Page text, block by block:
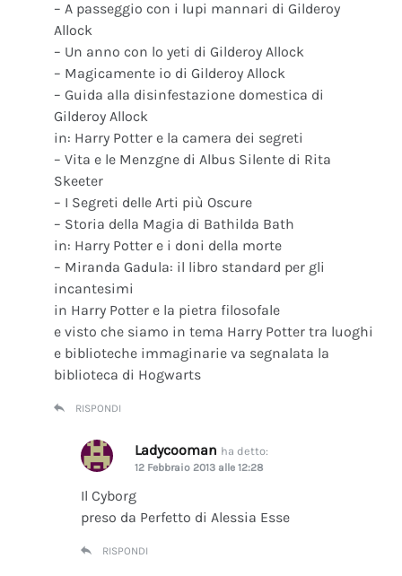
– A passeggio con i lupi mannari di Gilderoy
Allock
– Un anno con lo yeti di Gilderoy Allock
– Magicamente io di Gilderoy Allock
– Guida alla disinfestazione domestica di
Gilderoy Allock
in: Harry Potter e la camera dei segreti
– Vita e le Menzgne di Albus Silente di Rita
Skeeter
– I Segreti delle Arti più Oscure
– Storia della Magia di Bathilda Bath
in: Harry Potter e i doni della morte
– Miranda Gadula: il libro standard per gli
incantesimi
in Harry Potter e la pietra filosofale
e visto che siamo in tema Harry Potter tra luoghi
e biblioteche immaginarie va segnalata la
biblioteca di Hogwarts
RISPONDI
Ladycooman ha detto:
12 Febbraio 2013 alle 12:28
Il Cyborg
preso da Perfetto di Alessia Esse
RISPONDI